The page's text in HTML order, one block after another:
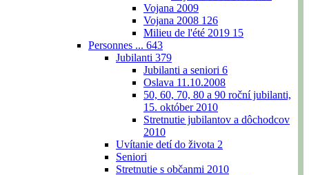
Vojana 2009
Vojana 2008 126
Milieu de l'été 2019 15
Personnes ... 643
Jubilanti 379
Jubilanti a seniori 6
Oslava 11.10.2008
50, 60, 70, 80 a 90 roční jubilanti,
15. október 2010
Stretnutie jubilantov a dôchodcov
2010
Uvítanie detí do života 2
Seniori
Stretnutie s občanmi 2010